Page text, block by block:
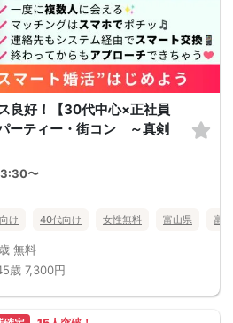
良好！【30代中心×正社員
ーティー・街コン ～真剣
〜
け 40代向け 女性無料 富山県 富
無料
歳 7,300円